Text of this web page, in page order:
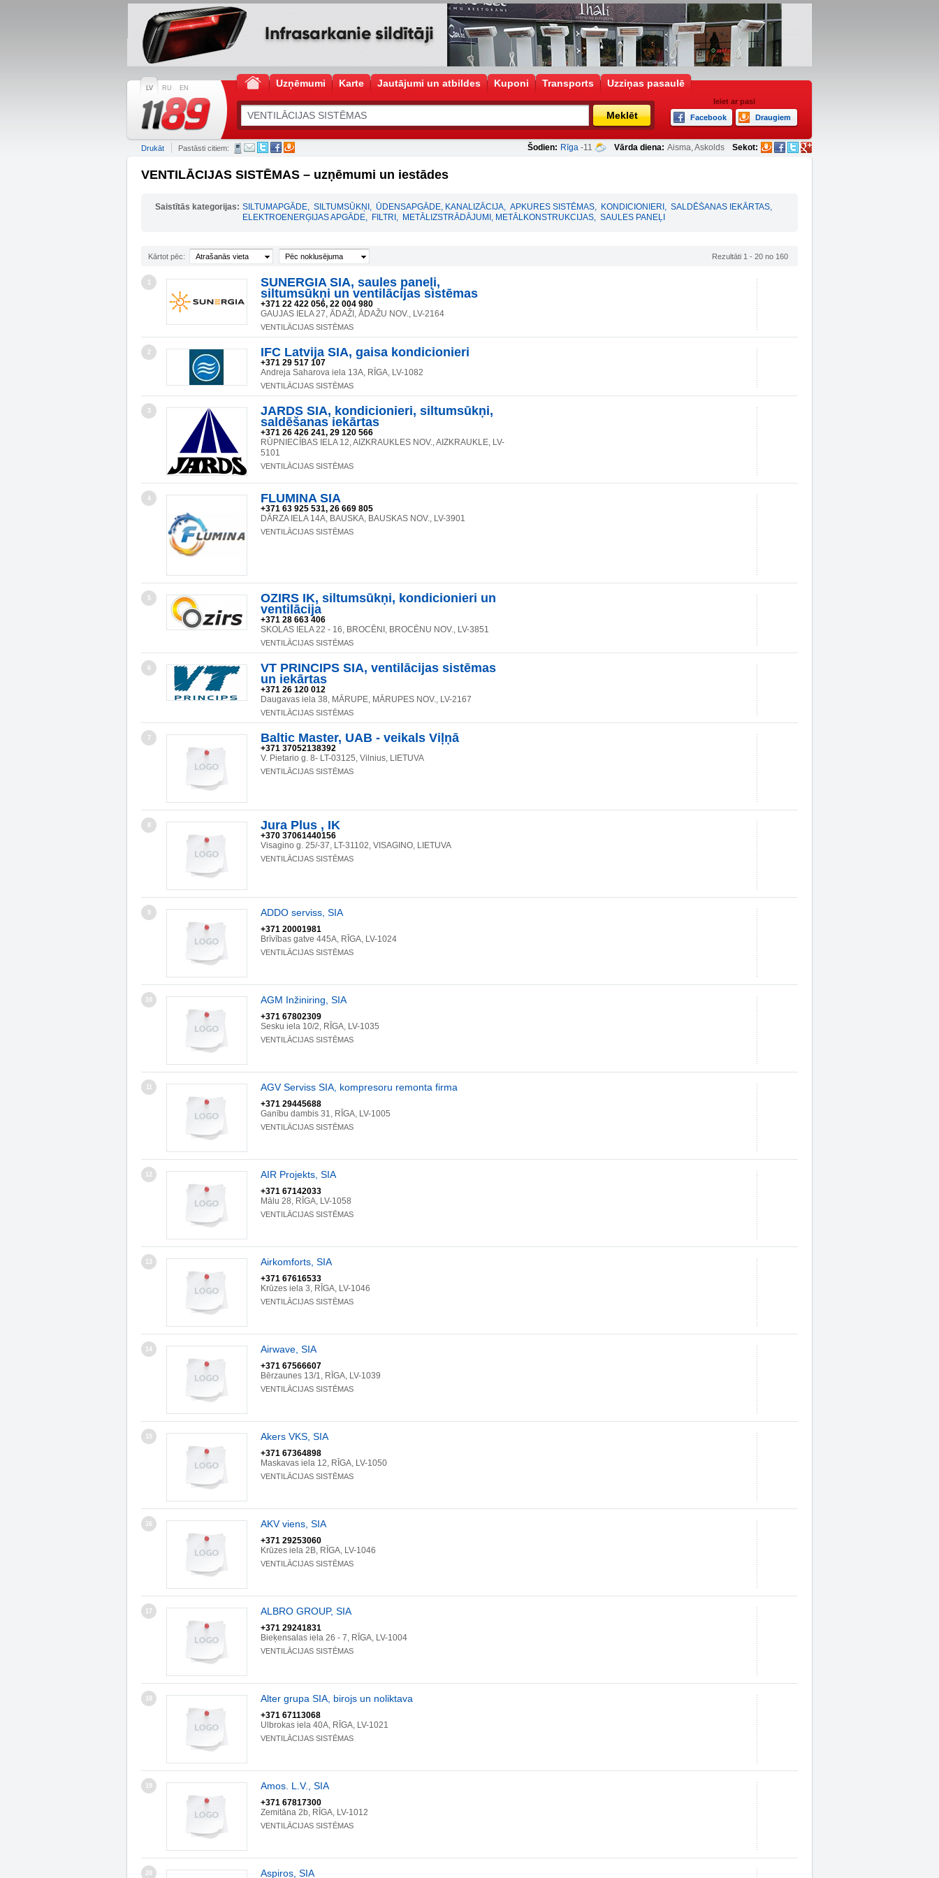
LV RU EN Uzņēmumi Karte Jautājumi un atbildes Kuponi Transports Uzziņas pasaulē
Meklēt
Ieiet ar pasi
Facebook
Draugiem
Šodien: Rīga -11 Vārda diena: Aisma, Askolds Sekot:
Drukāt Pastāsti citiem:
VENTILĀCIJAS SISTĒMAS – uzņēmumi un iestādes
Saistītās kategorijas: SILTUMAPGĀDE, SILTUMSŪKŅI , ŪDENSAPGĀDE, KANALIZĀCIJA, APKURES SISTĒMAS, KONDICIONIERI , SALDĒŠANAS IEKĀRTAS,
ELEKTROENERĢIJAS APGĀDE, FILTRI , METĀLIZSTRĀDĀJUMI, METĀLKONSTRUKCIJAS, SAULES PANEĻI
Kārtot pēc: Atrašanās vieta Pēc noklusējuma Rezultāti 1 - 20 no 160
1
SUNERGIA SIA, saules paneļi,
siltumsūkņi un ventilācijas sistēmas
+371 22 422 056, 22 004 980
GAUJAS IELA 27, ĀDAŽI, ĀDAŽU NOV., LV-2164
VENTILĀCIJAS SISTĒMAS
2 IFC Latvija SIA, gaisa kondicionieri
+371 29 517 107
Andreja Saharova iela 13A, RĪGA, LV-1082
VENTILĀCIJAS SISTĒMAS
3
JARDS SIA, kondicionieri, siltumsūkņi,
saldēšanas iekārtas
+371 26 426 241, 29 120 566
RŪPNIECĪBAS IELA 12, AIZKRAUKLES NOV., AIZKRAUKLE, LV-
5101
VENTILĀCIJAS SISTĒMAS
4 FLUMINA SIA
+371 63 925 531, 26 669 805
DĀRZA IELA 14A, BAUSKA, BAUSKAS NOV., LV-3901
VENTILĀCIJAS SISTĒMAS
5
OZIRS IK, siltumsūkņi, kondicionieri un
ventilācija
+371 28 663 406
SKOLAS IELA 22 - 16, BROCĒNI, BROCĒNU NOV., LV-3851
VENTILĀCIJAS SISTĒMAS
6
VT PRINCIPS SIA, ventilācijas sistēmas
un iekārtas
+371 26 120 012
Daugavas iela 38, MĀRUPE, MĀRUPES NOV., LV-2167
VENTILĀCIJAS SISTĒMAS
7 Baltic Master, UAB - veikals Viļņā
+371 37052138392
V. Pietario g. 8- LT-03125, Vilnius, LIETUVA
VENTILĀCIJAS SISTĒMAS
8 Jura Plus , IK
+370 37061440156
Visagino g. 25/-37, LT-31102, VISAGINO, LIETUVA
VENTILĀCIJAS SISTĒMAS
9 ADDO serviss, SIA
+371 20001981
Brīvības gatve 445A, RĪGA, LV-1024
VENTILĀCIJAS SISTĒMAS
10 AGM Inžiniring, SIA
+371 67802309
Sesku iela 10/2, RĪGA, LV-1035
VENTILĀCIJAS SISTĒMAS
11 AGV Serviss SIA, kompresoru remonta firma
+371 29445688
Ganību dambis 31, RĪGA, LV-1005
VENTILĀCIJAS SISTĒMAS
12 AIR Projekts, SIA
+371 67142033
Mālu 28, RĪGA, LV-1058
VENTILĀCIJAS SISTĒMAS
13 Airkomforts, SIA
+371 67616533
Krūzes iela 3, RĪGA, LV-1046
VENTILĀCIJAS SISTĒMAS
14 Airwave, SIA
+371 67566607
Bērzaunes 13/1, RĪGA, LV-1039
VENTILĀCIJAS SISTĒMAS
15 Akers VKS, SIA
+371 67364898
Maskavas iela 12, RĪGA, LV-1050
VENTILĀCIJAS SISTĒMAS
16 AKV viens, SIA
+371 29253060
Krūzes iela 2B, RĪGA, LV-1046
VENTILĀCIJAS SISTĒMAS
17 ALBRO GROUP, SIA
+371 29241831
Bieķensalas iela 26 - 7, RĪGA, LV-1004
VENTILĀCIJAS SISTĒMAS
18 Alter grupa SIA, birojs un noliktava
+371 67113068
Ulbrokas iela 40A, RĪGA, LV-1021
VENTILĀCIJAS SISTĒMAS
19 Amos. L.V., SIA
+371 67817300
Zemitāna 2b, RĪGA, LV-1012
VENTILĀCIJAS SISTĒMAS
20 Aspiros, SIA